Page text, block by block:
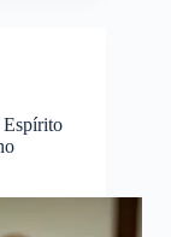
Espírito